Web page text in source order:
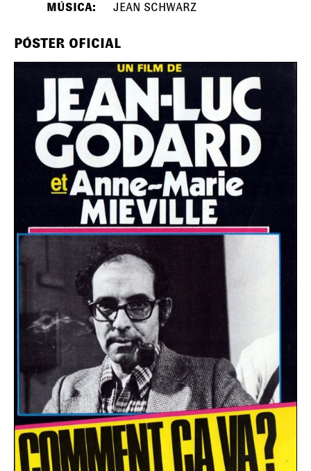
MÚSICA:
JEAN SCHWARZ
PÓSTER OFICIAL